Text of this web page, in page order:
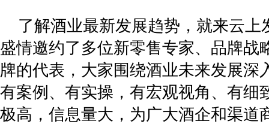
了解酒业最新发展趋势，就来云上
盛情邀约了多位新零售专家、品牌战
牌的代表，大家围绕酒业未来发展深
有案例、有实操，有宏观视角、有细
极高，信息量大，为广大酒企和渠道